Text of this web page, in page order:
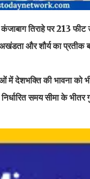
तिराहे पर 213 फीट
और शौर्य का प्रतीक
देशभक्ति की भावना को
समय सीमा के